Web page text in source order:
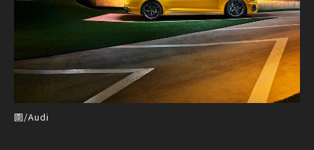
圖/Audi